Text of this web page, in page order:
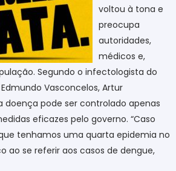
voltou à tona e
preocupa
autoridades,
médicos e,
Segundo o infectologista do
Vasconcelos, Artur
doença pode ser controlado apenas
eficazes pelo governo. “Caso
tenhamos uma quarta epidemia no
ao se referir aos casos de dengue,